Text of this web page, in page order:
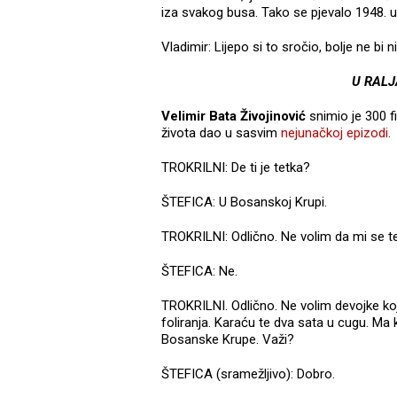
iza svakog busa. Tako se pjevalo 1948.
Vladimir: Lijepo si to sročio, bolje ne bi
U
Velimir Bata Živojinović snimio je 300
života dao u sasvim nejunačkoj epizodi.
TROKRILNI: De ti je tetka?
ŠTEFICA: U Bosanskoj Krupi.
TROKRILNI: Odlično. Ne volim da mi
ŠTEFICA: Ne.
TROKRILNI. Odlično. Ne volim devojke
foliranja. Karaću te dva sata u cugu.
Bosanske Krupe. Važi?
ŠTEFICA (sramežljivo): Dobro.